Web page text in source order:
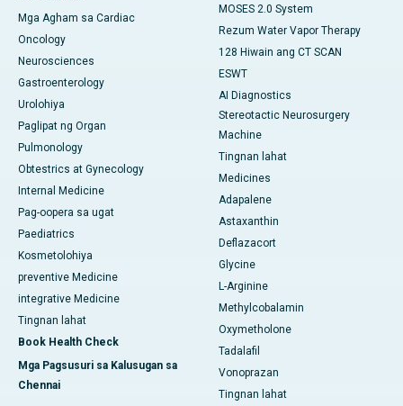
Mga Agham sa Cardiac
Oncology
Neurosciences
Gastroenterology
Urolohiya
Paglipat ng Organ
Pulmonology
Obtestrics at Gynecology
Internal Medicine
Pag-oopera sa ugat
Paediatrics
Kosmetolohiya
preventive Medicine
integrative Medicine
Tingnan lahat
Book Health Check
Mga Pagsusuri sa Kalusugan sa
Chennai
MOSES 2.0 System
Rezum Water Vapor Therapy
128 Hiwain ang CT SCAN
ESWT
AI Diagnostics
Stereotactic Neurosurgery
Machine
Tingnan lahat
Medicines
Adapalene
Astaxanthin
Deflazacort
Glycine
L-Arginine
Methylcobalamin
Oxymetholone
Tadalafil
Vonoprazan
Tingnan lahat